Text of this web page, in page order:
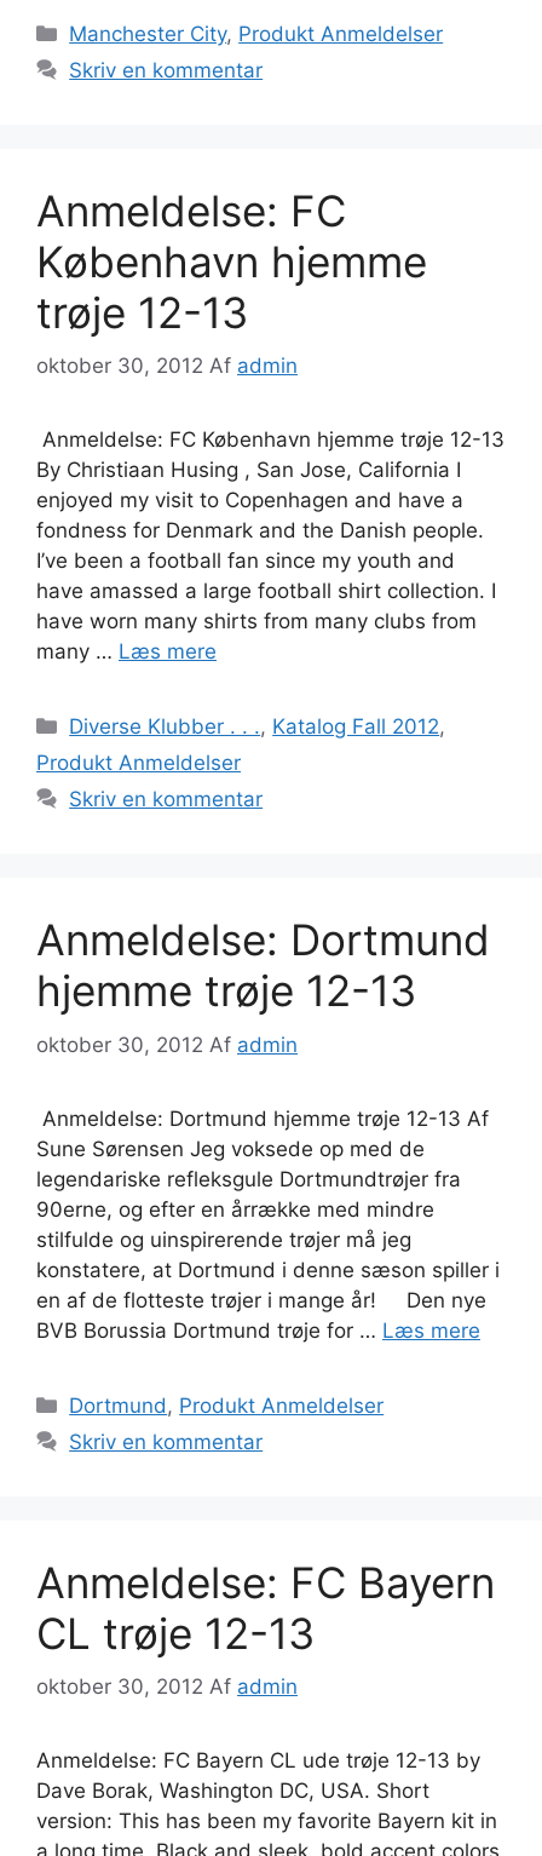
Kategorier
Manchester City, Produkt Anmeldelser
Skriv en kommentar
Anmeldelse: FC
København hjemme
trøje 12-13
oktober 30, 2012 Af admin
Anmeldelse: FC København hjemme trøje 12-13
By Christiaan Husing , San Jose, California I
enjoyed my visit to Copenhagen and have a
fondness for Denmark and the Danish people.
I’ve been a football fan since my youth and
have amassed a large football shirt collection. I
have worn many shirts from many clubs from
many … Læs mere
Kategorier
Diverse Klubber . . ., Katalog Fall 2012,
Produkt Anmeldelser
Skriv en kommentar
Anmeldelse: Dortmund
hjemme trøje 12-13
oktober 30, 2012 Af admin
Anmeldelse: Dortmund hjemme trøje 12-13 Af
Sune Sørensen Jeg voksede op med de
legendariske refleksgule Dortmundtrøjer fra
90erne, og efter en årrække med mindre
stilfulde og uinspirerende trøjer må jeg
konstatere, at Dortmund i denne sæson spiller i
en af de flotteste trøjer i mange år! Den nye
BVB Borussia Dortmund trøje for … Læs mere
Kategorier
Dortmund , Produkt Anmeldelser
Skriv en kommentar
Anmeldelse: FC Bayern
CL trøje 12-13
oktober 30, 2012 Af admin
Anmeldelse: FC Bayern CL ude trøje 12-13 by
Dave Borak, Washington DC, USA. Short
version: This has been my favorite Bayern kit in
a long time. Black and sleek, bold accent colors,